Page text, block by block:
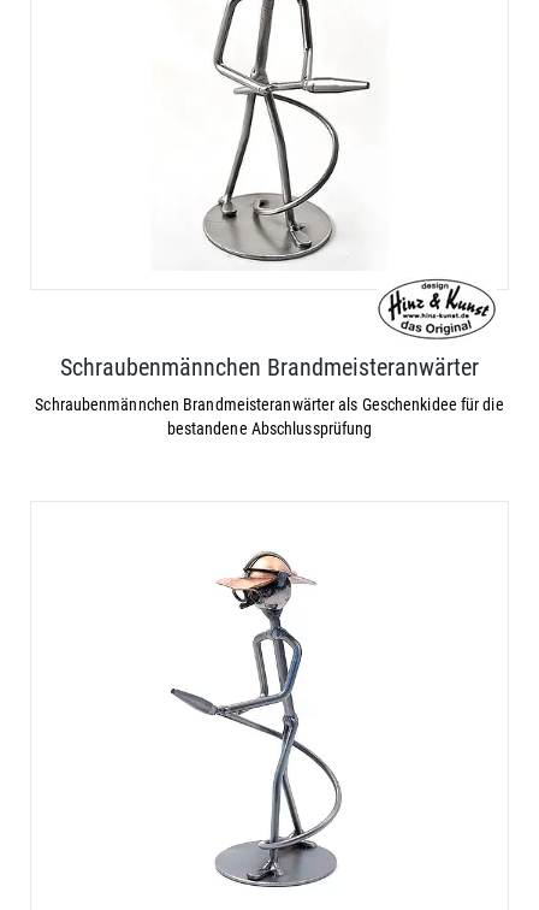
Schraubenmännchen Brandmeisteranwärter
Schraubenmännchen Brandmeisteranwärter als Geschenkidee für die
bestandene Abschlussprüfung